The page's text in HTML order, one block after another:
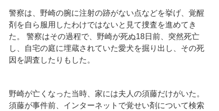
警察は、野崎の腕に注射の跡がない点などを挙げ、覚醒
剤を自ら服用したわけではないと見て捜査を進めてき
た。 警察はその過程で、野崎が死ぬ18日前、突然死亡
し、自宅の庭に埋蔵されていた愛犬を掘り出し、その死
因を調査したりもした。
野崎が亡くなった当時、家には夫人の須藤だけがいた。
須藤が事件前、インターネットで覚せい剤について検索